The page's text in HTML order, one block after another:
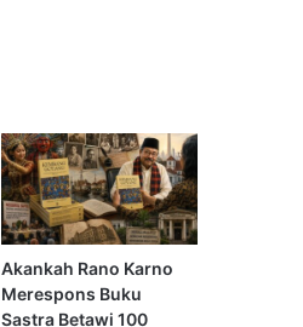
Akankah Rano Karno
Merespons Buku
Sastra Betawi 100